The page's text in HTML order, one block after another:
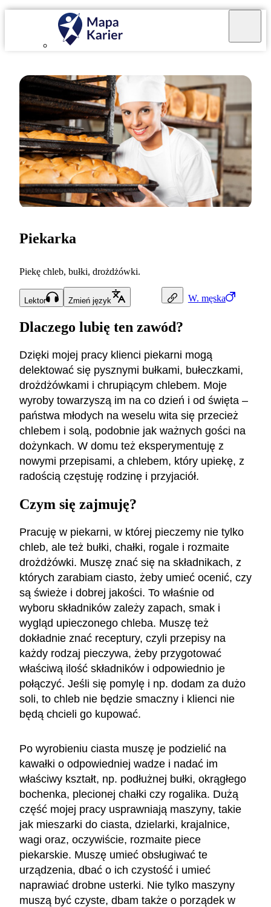
W. męska
Piekarka
Piekę chleb, bułki, drożdżówki.
Lektor Zmień język
Dlaczego lubię ten zawód?
Dzięki mojej pracy klienci piekarni mogą
delektować się pysznymi bułkami, bułeczkami,
drożdżówkami i chrupiącym chlebem. Moje
wyroby towarzyszą im na co dzień i od święta –
państwa młodych na weselu wita się przecież
chlebem i solą, podobnie jak ważnych gości na
dożynkach. W domu też eksperymentuję z
nowymi przepisami, a chlebem, który upiekę, z
radością częstuję rodzinę i przyjaciół.
Czym się zajmuję?
Pracuję w piekarni, w której pieczemy nie tylko
chleb, ale też bułki, chałki, rogale i rozmaite
drożdżówki. Muszę znać się na składnikach, z
których zarabiam ciasto, żeby umieć ocenić, czy
są świeże i dobrej jakości. To właśnie od
wyboru składników zależy zapach, smak i
wygląd upieczonego chleba. Muszę też
dokładnie znać receptury, czyli przepisy na
każdy rodzaj pieczywa, żeby przygotować
właściwą ilość składników i odpowiednio je
połączyć. Jeśli się pomylę i np. dodam za dużo
soli, to chleb nie będzie smaczny i klienci nie
będą chcieli go kupować.
Po wyrobieniu ciasta muszę je podzielić na
kawałki o odpowiedniej wadze i nadać im
właściwy kształt, np. podłużnej bułki, okrągłego
bochenka, plecionej chałki czy rogalika. Dużą
część mojej pracy usprawniają maszyny, takie
jak mieszarki do ciasta, dzielarki, krajalnice,
wagi oraz, oczywiście, rozmaite piece
piekarskie. Muszę umieć obsługiwać te
urządzenia, dbać o ich czystość i umieć
naprawiać drobne usterki. Nie tylko maszyny
muszą być czyste, dbam także o porządek w